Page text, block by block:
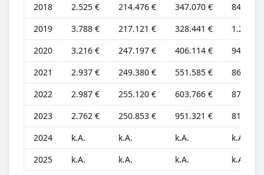
2018
2.525 € 214.476 € 347.070 €
842 €
2019
3.788 € 217.121 € 328.441 €
1.263 €
2020
3.216 € 247.197 € 406.114 €
946 €
2021
2.937 € 249.380 € 551.585 €
864 €
2022
2.987 € 255.120 € 603.766 €
879 €
2023
2.762 € 250.853 € 951.321 €
812 €
2024
k.A. k.A. k.A.
k.A.
2025
k.A. k.A. k.A. k.A.